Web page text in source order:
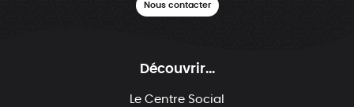
Nous contacter
Découvrir...
Le Centre Social